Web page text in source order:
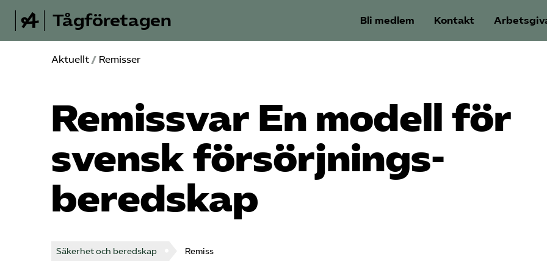
Tågföretagen Bli medlem Kontakt
Aktuellt / Remisser
Remissvar En modell för
svensk försörjnings­
beredskap
Säkerhet och beredskap Remiss